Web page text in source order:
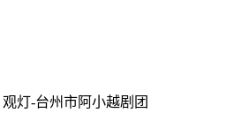
灯-台州市阿小越剧团